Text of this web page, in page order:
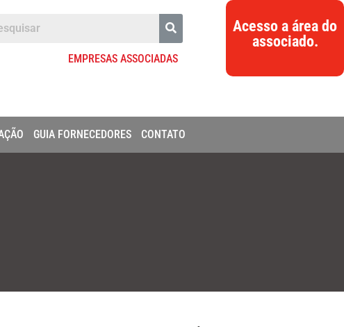
EMPRESAS ASSOCIADAS
Acesso a área do
associado.
GUIA FORNECEDORES CONTATO